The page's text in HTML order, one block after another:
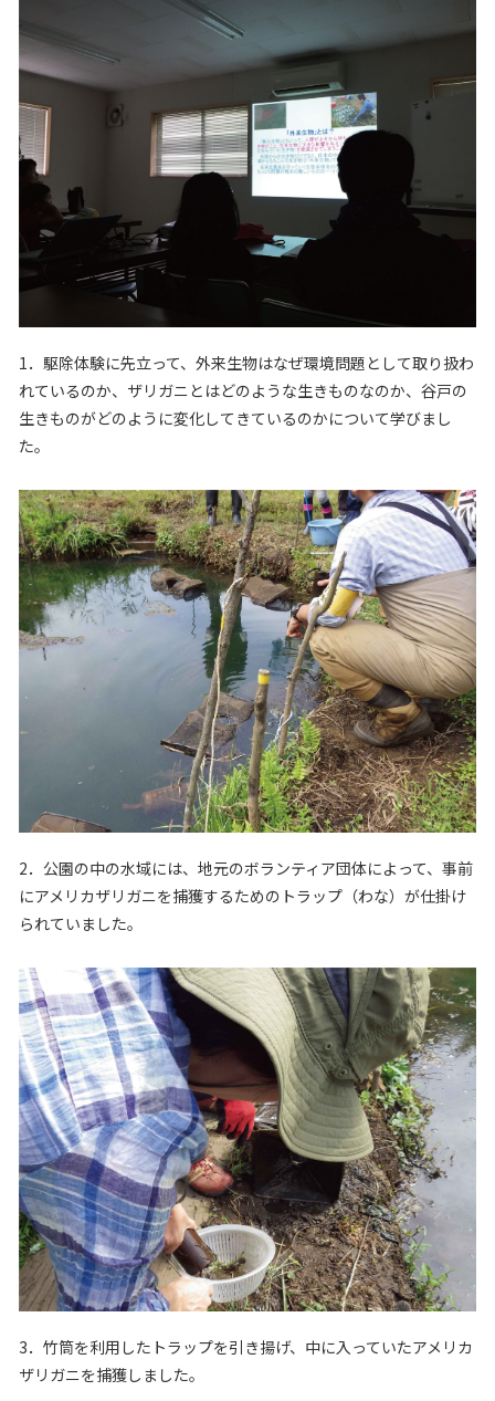
1．駆除体験に先立って、外来生物はなぜ環境問題として取り扱わ
れているのか、ザリガニとはどのような生きものなのか、谷戸の
生きものがどのように変化してきているのかについて学びまし
た。
2．公園の中の水域には、地元のボランティア団体によって、事前
にアメリカザリガニを捕獲するためのトラップ（わな）が仕掛け
られていました。
3．竹筒を利用したトラップを引き揚げ、中に入っていたアメリカ
ザリガニを捕獲しました。